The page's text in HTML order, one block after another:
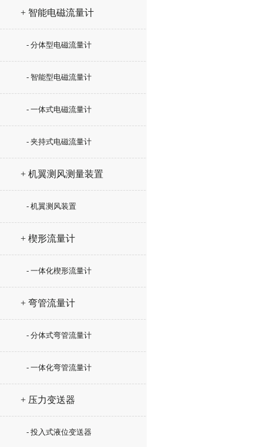
+ 智能电磁流量计
- 分体型电磁流量计
- 智能型电磁流量计
- 一体式电磁流量计
- 夹持式电磁流量计
+ 机翼测风测量装置
- 机翼测风装置
+ 楔形流量计
- 一体化楔形流量计
+ 弯管流量计
- 分体式弯管流量计
- 一体化弯管流量计
+ 压力变送器
- 投入式液位变送器